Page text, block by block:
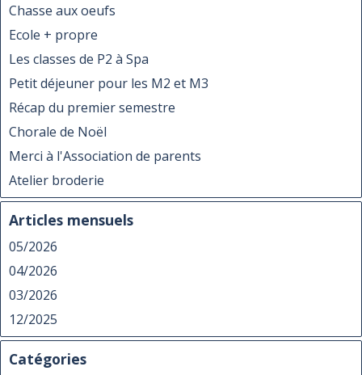
Chasse aux oeufs
Ecole + propre
Les classes de P2 à Spa
Petit déjeuner pour les M2 et M3
Récap du premier semestre
Chorale de Noël
Merci à l'Association de parents
Atelier broderie
Articles mensuels
05/2026
04/2026
03/2026
12/2025
Catégories